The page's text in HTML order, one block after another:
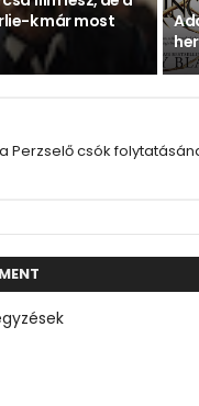
k már most
Perzselő csók